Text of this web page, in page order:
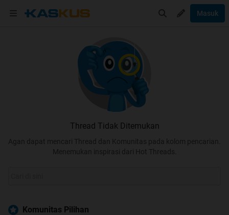
Masuk
Thread Tidak Ditemukan
Agan dapat mencari Thread dan Komunitas pada kolom pencarian.
Menemukan inspirasi dari Hot Threads.
Komunitas Pilihan